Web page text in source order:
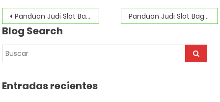
Navegación
de
entradas
Panduan Judi Slot Bagaimana cara bermain dan memenangkan uang Panduan Judi Slot Bagaimana cara bermain dan memenangkan uang
Blog Search
Entradas recientes